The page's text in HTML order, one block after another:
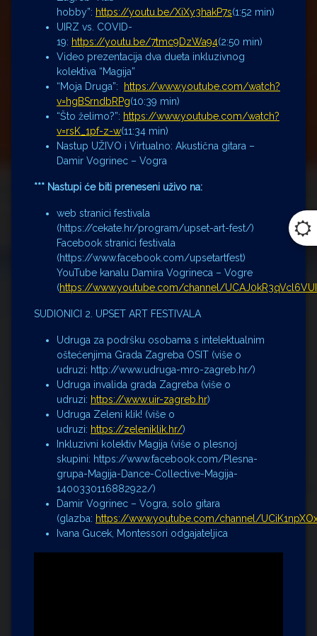
hobby”: https://youtu.be/XiXy3hakP7s(1:52 min)
UIRZ vs. COVID-
19: https://youtu.be/7tmc9DzWa94(2:50 min)
Video prezentacija dva dueta inkluzivnog
kolektiva “Magija”
“Moja Druga”:
https://www.youtube.com/watch?
v=hgBSrndbRPg(10:39 min)
“Što želimo?”: https://www.youtube.com/watch?
v=rsK_1pf-z-w(11:34 min)
Nastup UŽIVO i Virtualno: Akustična gitara –
Damir Vogrinec – Vogra
*** Nastupi će biti preneseni uživo na:
web stranici festivala
(https://cekate.hr/program/upset-art-fest/)
Facebook stranici festivala
(https://www.facebook.com/upsetartfest)
YouTube kanalu Damira Vogrineca – Vogre
(https://www.youtube.com/channel/
SUDIONICI 2. UPSET ART FESTIVALA
Udruga za podršku osobama s intelektualnim
oštećenjima Grada Zagreba OSIT (više o
udruzi: http://www.udruga-mro-zagreb.hr/)
Udruga invalida grada Zagreba (više o
udruzi: https://www.uir-zagreb.hr)
Udruga Zeleni klik! (više o
udruzi: https://zeleniklik.hr/)
Inkluzivni kolektiv Magija (više o plesnoj
skupini: https://www.facebook.com/Plesna-
grupa-Magija-Dance-Collective-Magija-
1400330116882922/)
Damir Vogrinec – Vogra, solo gitara
(glazba: https://www.youtube.com/channel/
Ivana Gucek, Montessori odgajateljica